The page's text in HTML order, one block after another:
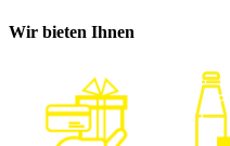
Wir bieten Ihnen